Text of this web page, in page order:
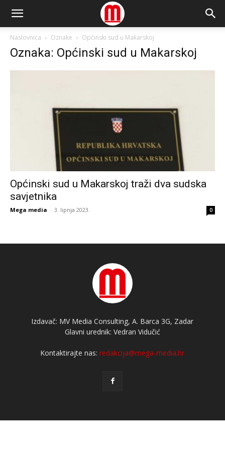
Naslovnica Oznake Općinski sud u Makarskoj
Oznaka: Općinski sud u Makarskoj
Općinski sud u Makarskoj traži dva sudska
savjetnika
Mega media - 3. lipnja 2023. 0
Izdavač: MV Media Consulting, A. Barca 3G, Zadar
Glavni urednik: Vedran Vidučić
Kontaktirajte nas:redakcija@mega-media.hr